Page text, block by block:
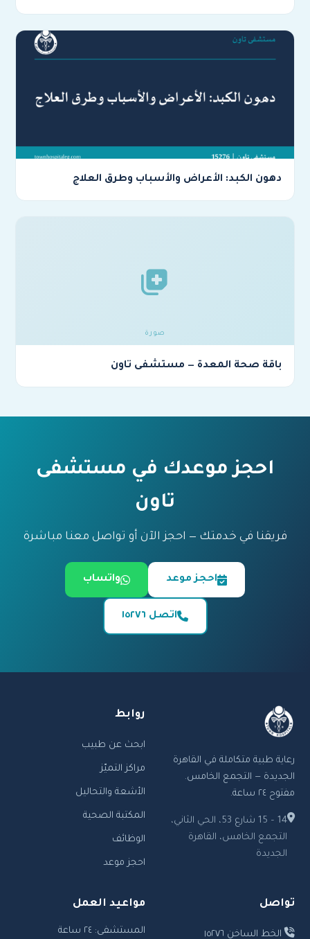
دهون الكبد: الأعراض والأسباب وطرق العلاج
باقة صحة المعدة — مستشفى تاون
احجز موعدك في مستشفى
تاون
فريقنا في خدمتك — احجز الآن أو تواصل معنا مباشرة
احجز موعد واتساب
اتصل ١٥٢٧٦
رعاية طبية متكاملة في القاهرة
الجديدة — التجمع الخامس.
مفتوح ٢٤ ساعة.
14 – 15 شارع 53، الحي الثاني،
التجمع الخامس، القاهرة
الجديدة
روابط
ابحث عن طبيب
مراكز التميّز
الأشعة والتحاليل
المكتبة الصحية
الوظائف
احجز موعد
تواصل
الخط الساخن ١٥٢٧٦
مواعيد العمل
المستشفى: ٢٤ ساعة